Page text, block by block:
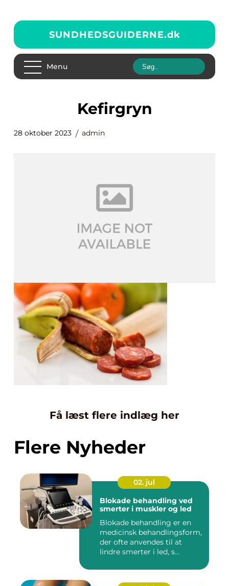
SUNDHEDSGUIDERNE.dk
Menu
kefirgryn
28 oktober 2023 admin
Få læst flere indlæg her
Flere Nyheder
02. jul
Blokade behandling ved
smerter i muskler og led
Blokade behandling er en
medicinsk behandlingsform,
der ofte anvendes til at
lindre smerter i led, s...